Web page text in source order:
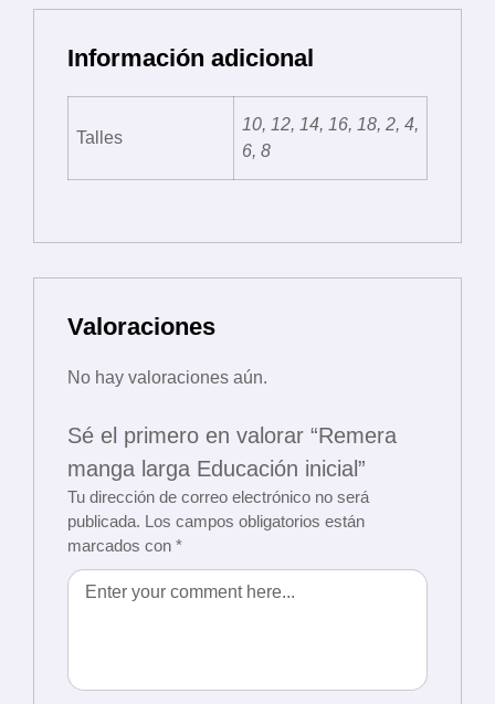
Información adicional
Talles
10, 12, 14, 16, 18, 2, 4,
6, 8
Valoraciones
No hay valoraciones aún.
Sé el primero en valorar “Remera
manga larga Educación inicial”
Tu dirección de correo electrónico no será
publicada. Los campos obligatorios están
marcados con *